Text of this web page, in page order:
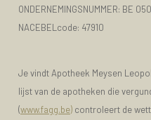
ONDERNEMINGSNUMMER: BE
NACEBELcode: 47910
Je vindt Apotheek Meysen
lijst van de apotheken die
(www.fagg.be) controleert de